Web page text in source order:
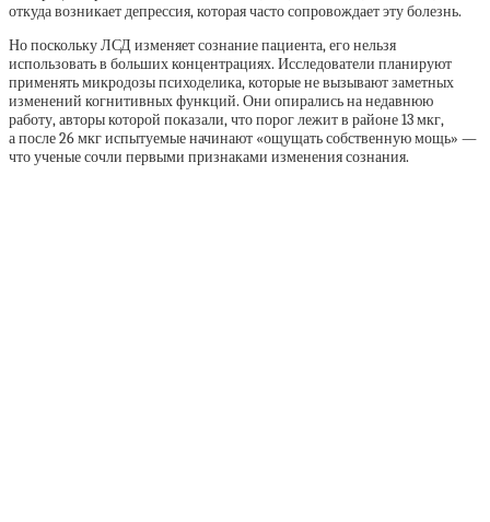
откуда возникает депрессия, которая часто сопровождает эту болезнь.
Но поскольку ЛСД изменяет сознание пациента, его нельзя
использовать в больших концентрациях. Исследователи планируют
применять микродозы психоделика, которые не вызывают заметных
изменений когнитивных функций. Они опирались на недавнюю
работу, авторы которой показали, что порог лежит в районе 13 мкг,
а после 26 мкг испытуемые начинают «ощущать собственную мощь» —
что ученые сочли первыми признаками изменения сознания.